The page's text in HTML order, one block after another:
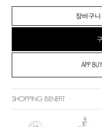
장바구니
SHOPPING BENEFIT